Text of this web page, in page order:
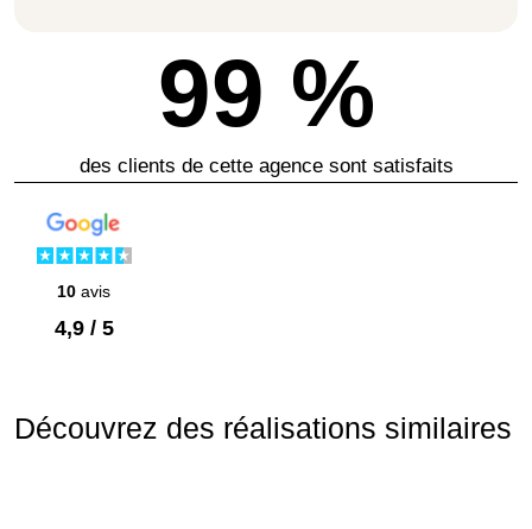
99 %
des clients de cette agence sont satisfaits
10 avis
4,9 / 5
Découvrez des réalisations similaires